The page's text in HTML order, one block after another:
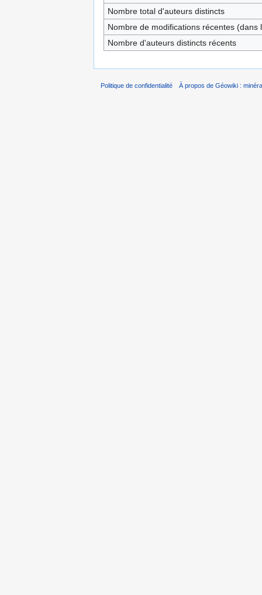
Nombre total d'auteurs distincts
Nombre de modifications récentes (dans
Nombre d'auteurs distincts récents
Politique de confidentialité À propos de Géowiki :